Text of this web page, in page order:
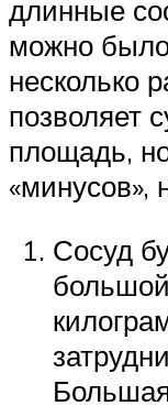
длинные
можно
несколько
позволяет
площадь,
«минусов»,
Сосуд